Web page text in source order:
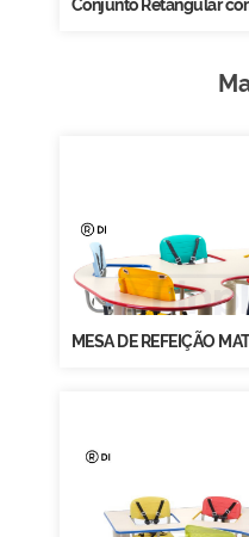
Conjunto Retangular
MESA DE REFEIÇÃO